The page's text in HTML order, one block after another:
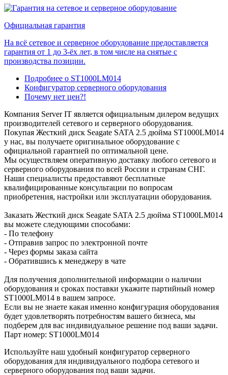
Официальная гарантия
На всё сетевое и серверное оборудование предоставляется
гарантия от 1 до 3-ёх лет, в том числе на снятые с
производства позиции.
Подробнее о ST1000LM014
Конфигуратор серверного оборудования
Почему нет цен?!
Компания Server IT является официальным дилером ведущих
производителей сетевого и серверного оборудования.
Покупая Жесткий диск Seagate SATA 2.5 дюйма ST1000LM014
у нас, вы получаете оригинальное оборудование с
официальной гарантией по оптимальной цене.
Мы осуществляем оперативную доставку любого сетевого и
серверного оборудования по всей России и странам СНГ.
Наши специалисты предоставяют бесплатные
квалифицированные консультации по вопросам
приобретения, настройки или эксплуатации оборудования.
Заказать Жесткий диск Seagate SATA 2.5 дюйма ST1000LM014
вы можете следующими способами:
- По телефону
- Отправив запрос по электронной почте
- Через формы заказа сайта
- Обратившись к менеджеру в чате
Для получения дополнительной информации о наличии
оборудования и сроках поставки укажите партийный номер
ST1000LM014 в вашем запросе.
Если вы не знаете какая именно конфигурация оборудования
будет удовлетворять потребностям вашего бизнеса, мы
подберем для вас индивидуальное решение под ваши задачи.
Парт номер: ST1000LM014
Используйте наш удобный конфигуратор серверного
оборудования для индивидуального подбора сетевого и
серверного оборудования под ваши задачи.